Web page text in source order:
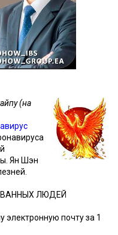
(на
Ян Шэн
ЛЮДЕЙ
почту за 1